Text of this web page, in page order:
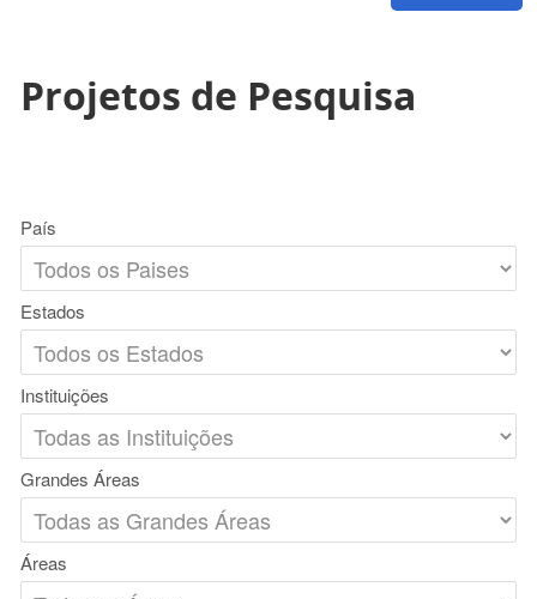
Projetos de Pesquisa
País
Estados
Instituições
Grandes Áreas
Áreas